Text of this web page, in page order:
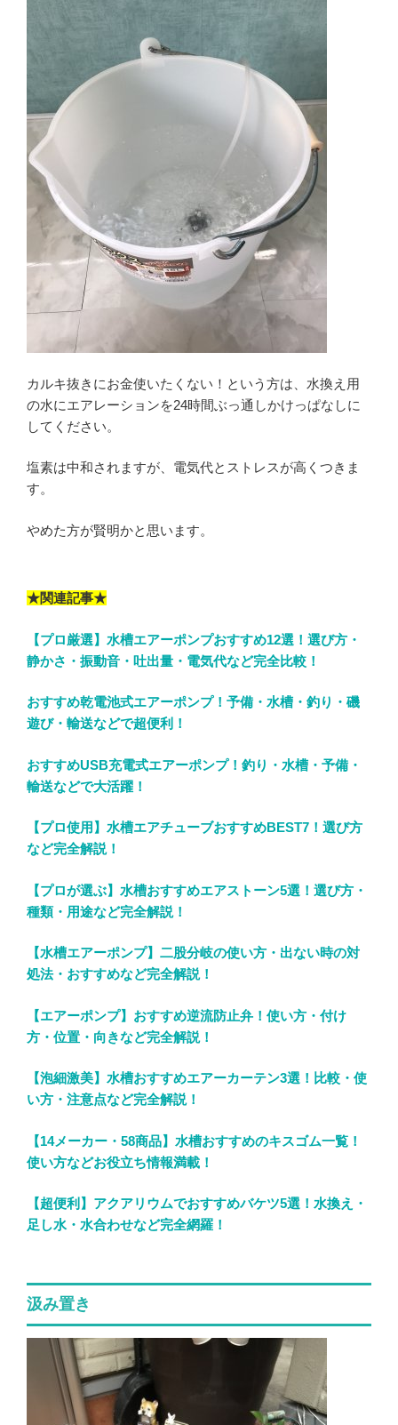
カルキ抜きにお金使いたくない！という方は、水換え用
の水にエアレーションを24時間ぶっ通しかけっぱなしに
してください。
塩素は中和されますが、電気代とストレスが高くつきま
す。
やめた方が賢明かと思います。
★関連記事★
【プロ厳選】水槽エアーポンプおすすめ12選！選び方・
静かさ・振動音・吐出量・電気代など完全比較！
おすすめ乾電池式エアーポンプ！予備・水槽・釣り・磯
遊び・輸送などで超便利！
おすすめUSB充電式エアーポンプ！釣り・水槽・予備・
輸送などで大活躍！
【プロ使用】水槽エアチューブおすすめBEST7！選び方
など完全解説！
【プロが選ぶ】水槽おすすめエアストーン5選！選び方・
種類・用途など完全解説！
【水槽エアーポンプ】二股分岐の使い方・出ない時の対
処法・おすすめなど完全解説！
【エアーポンプ】おすすめ逆流防止弁！使い方・付け
方・位置・向きなど完全解説！
【泡細激美】水槽おすすめエアーカーテン3選！比較・使
い方・注意点など完全解説！
【14メーカー・58商品】水槽おすすめのキスゴム一覧！
使い方などお役立ち情報満載！
【超便利】アクアリウムでおすすめバケツ5選！水換え・
足し水・水合わせなど完全網羅！
汲み置き